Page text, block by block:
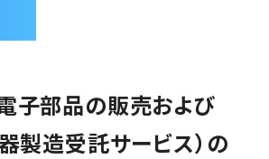
子部品の販売および
製造受託サービス）の